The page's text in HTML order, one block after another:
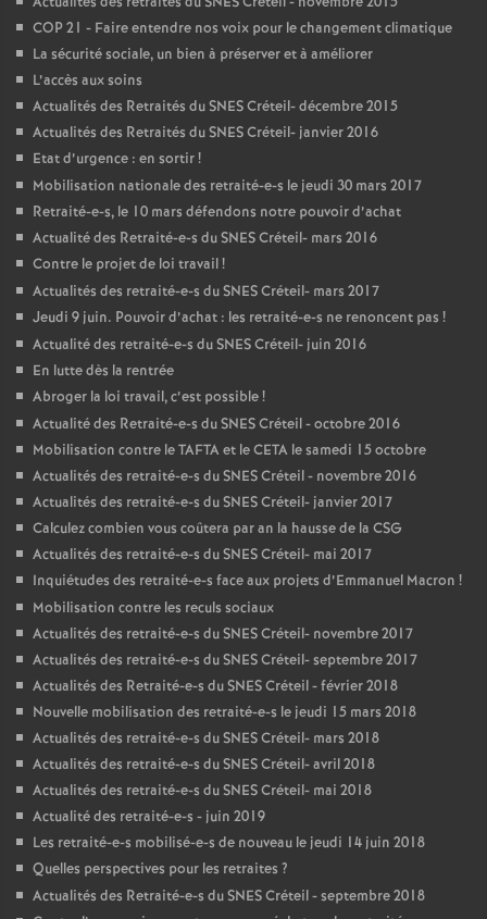
COP21 - Faire entendre nos voix pour le changement climatique
La sécurité sociale, un bien à préserver et à améliorer
L’accès aux soins
Actualités des Retraités duSNESCréteil- décembre 2015
Actualités des Retraités duSNESCréteil- janvier 2016
Etat d’urgence : en sortir!
Mobilisation nationale des retraité-e-s le jeudi 30 mars 2017
Retraité-e-s, le 10 mars défendons notre pouvoir d’achat
Actualité des Retraité-e-s duSNESCréteil- mars 2016
Contre le projet de loi travail!
Actualités des retraité-e-s duSNESCréteil- mars 2017
Jeudi 9 juin. Pouvoir d’achat : les retraité-e-s ne renoncent pas !
Actualité des retraité-e-s duSNESCréteil- juin 2016
En lutte dès la rentrée
Abroger la loi travail, c’est possible!
Actualité des Retraité-e-s duSNESCréteil - octobre 2016
Mobilisation contre leTAFTAet leCETA le samedi 15 octobre
Actualités des retraité-e-s duSNESCréteil - novembre 2016
Actualités des retraité-e-s duSNESCréteil- janvier 2017
Calculez combien vous coûtera par an la hausse de la CSG
Actualités des retraité-e-s duSNESCréteil- mai 2017
Inquiétudes des retraité-e-s face aux projets d’Emmanuel Macron !
Mobilisation contre les reculs sociaux
Actualités des retraité-e-s duSNESCréteil- novembre 2017
Actualités des retraité-e-s duSNESCréteil- septembre 2017
Actualités des Retraité-e-s duSNESCréteil - février 2018
Nouvelle mobilisation des retraité-e-s le jeudi 15 mars 2018
Actualités des retraité-e-s duSNESCréteil- mars 2018
Actualités des retraité-e-s duSNESCréteil- avril 2018
Actualités des retraité-e-s duSNESCréteil- mai 2018
Actualité des retraité-e-s - juin 2019
Les retraité-e-s mobilisé-e-s de nouveau le jeudi 14 juin 2018
Quelles perspectives pour les retraites ?
Actualités des Retraité-e-s duSNESCréteil - septembre 2018